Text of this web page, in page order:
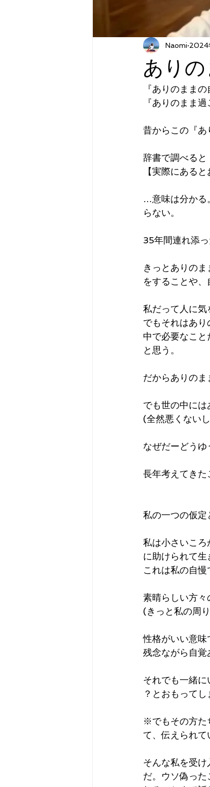
あり
Naomi 2024
『ありのままの
『ありのまま過
昔からこの『あ
辞書で調べると
【実際にある
…意味は分かる
らない。
35年間連れ添
きっとありの
をすることや、
私だって人に気
でもそれはあ
中で必要なこ
と思う。
だからありのま
でも世の中には
(全然悪くない
なぜだーどう
長年考えてきた
私の一つの仮定
私は小さいこ
に助けられて生
これは私の自慢
素晴らしい方々
(きっと私の周
性格がいい意味
残念ながら自覚
それでも一緒
？とおもって
※でもその方た
て、伝えられて
そんな私を受
だ。ウソ偽っ